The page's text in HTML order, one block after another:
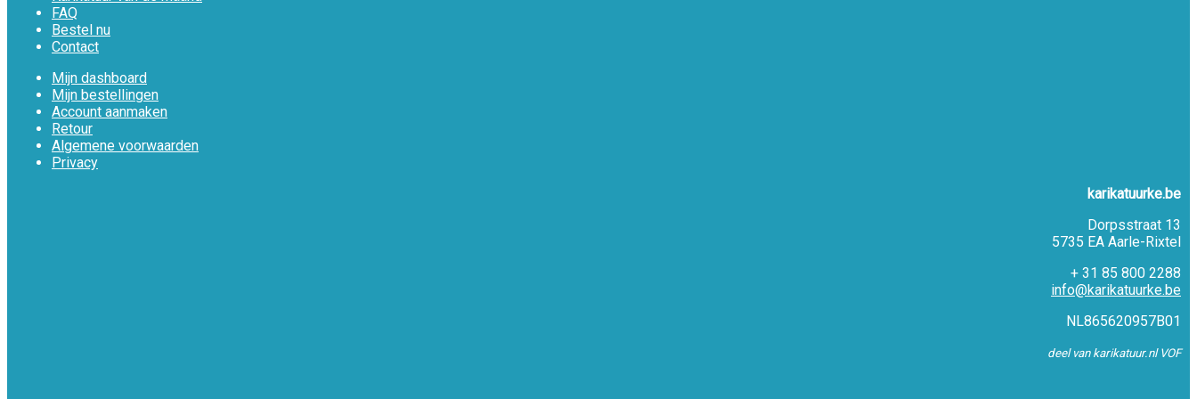
FAQ
Bestel nu
Contact
Mijn dashboard
Mijn bestellingen
Account aanmaken
Retour
Algemene voorwaarden
Privacy
karikatuurke.be
Dorpsstraat 13
5735 EA Aarle-Rixtel
+ 31 85 800 2288
info@karikatuurke.be
NL865620957B01
deel van karikatuur.nl VOF